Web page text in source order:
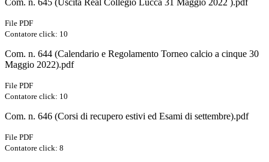
Com. n. 645 (Uscita Real Collegio Lucca 31 Maggio 2022 ).pdf
File PDF
Contatore click: 10
Com. n. 644 (Calendario e Regolamento Torneo calcio a cinque 30
Maggio 2022).pdf
File PDF
Contatore click: 10
Com. n. 646 (Corsi di recupero estivi ed Esami di settembre).pdf
File PDF
Contatore click: 8